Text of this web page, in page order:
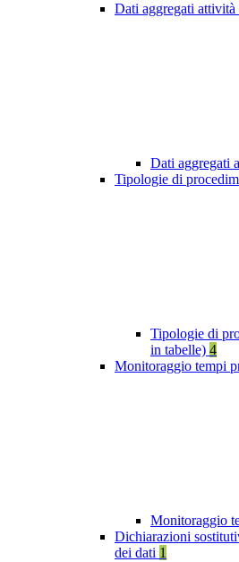
Dati aggregati attività
Dati aggregati
Tipologie di
Tipologie di
in tabelle) 4
Monitoraggio tempi
Monitoraggio
Dichiarazioni
dei dati 1